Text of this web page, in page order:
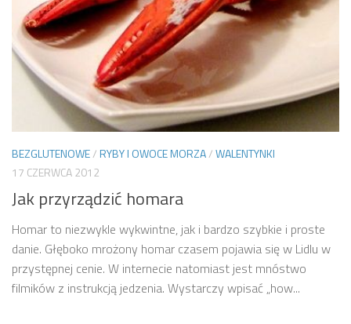
BEZGLUTENOWE/RYBY I OWOCE MORZA/WALENTYNKI
17 CZERWCA 2012
Jak przyrządzić homara
Homar to niezwykle wykwintne, jak i bardzo szybkie i proste
danie. Głęboko mrożony homar czasem pojawia się w Lidlu w
przystępnej cenie. W internecie natomiast jest mnóstwo
filmików z instrukcją jedzenia. Wystarczy wpisać „how...